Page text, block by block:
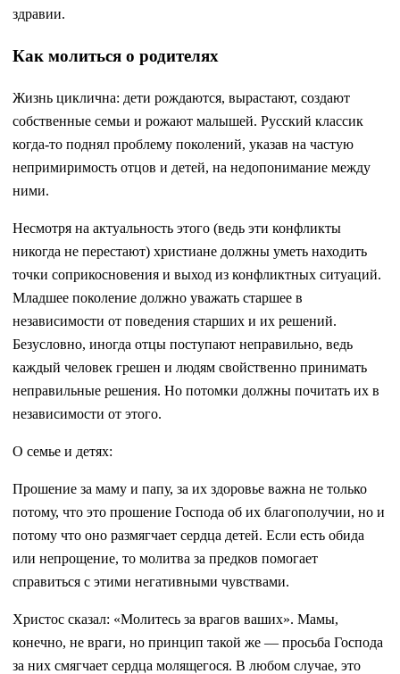
здравии.
Как молиться о родителях
Жизнь циклична: дети рождаются, вырастают, создают
собственные семьи и рожают малышей. Русский классик
когда-то поднял проблему поколений, указав на частую
непримиримость отцов и детей, на недопонимание между
ними.
Несмотря на актуальность этого (ведь эти конфликты
никогда не перестают) христиане должны уметь находить
точки соприкосновения и выход из конфликтных ситуаций.
Младшее поколение должно уважать старшее в
независимости от поведения старших и их решений.
Безусловно, иногда отцы поступают неправильно, ведь
каждый человек грешен и людям свойственно принимать
неправильные решения. Но потомки должны почитать их в
независимости от этого.
О семье и детях:
Прошение за маму и папу, за их здоровье важна не только
потому, что это прошение Господа об их благополучии, но и
потому что оно размягчает сердца детей. Если есть обида
или непрощение, то молитва за предков помогает
справиться с этими негативными чувствами.
Христос сказал: «Молитесь за врагов ваших». Мамы,
конечно, не враги, но принцип такой же — просьба Господа
за них смягчает сердца молящегося. В любом случае, это